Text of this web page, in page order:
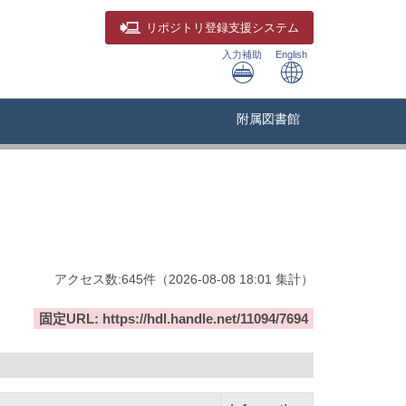
リポジトリ 登録支援システム
入力補助 English
附属図書館
アクセス数:645件 （2026-08-08 18:01 集計）
固定URL: https://hdl.handle.net/11094/7694